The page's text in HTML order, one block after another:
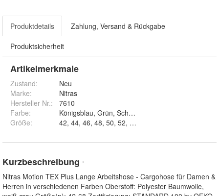
Produktdetails Zahlung, Versand & Rückgabe
Produktsicherheit
Artikelmerkmale
Zustand:
Neu
Marke:
Nitras
Hersteller Nr.:
7610
Farbe:
Größe:
Kurzbeschreibung *
Nitras Motion TEX Plus Lange Arbeitshose - Cargohose für Damen &
Herren in verschiedenen Farben Oberstoff: Polyester Baumwolle,